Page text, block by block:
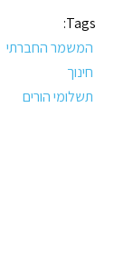
Tags:
המשמר החברתי
חינוך
תשלומי הורים